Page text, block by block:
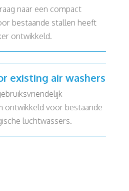
naar een compact
bestaande stallen heeft
ontwikkeld.
existing air washers
ontwikkeld voor bestaande
luchtwassers.